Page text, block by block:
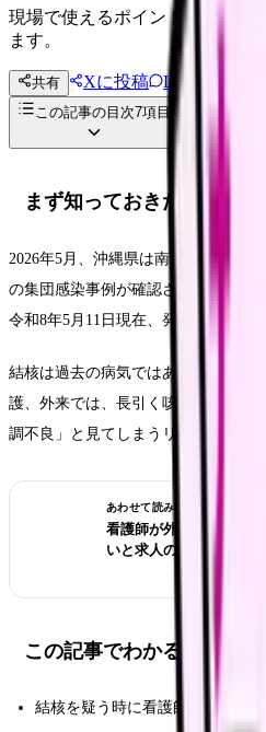
現場で使えるポイントを、同僚
ます。
共有 Xに投稿 LINE
投稿
この記事の目次7項目
まず知っておきたいこと
2026年5月、沖縄県は南部保健所管
の集団感染事例が確認されたと発表
令和8年5月11日現在、発病者5名、感
結核は過去の病気ではありません。
護、外来では、長引く咳や微熱、体
調不良」と見てしまうリスクがあり
あわせて読みたい
看護師が外来へ転職す
いと求人の見方
この記事でわかること
結核を疑う時に看護師が確認した